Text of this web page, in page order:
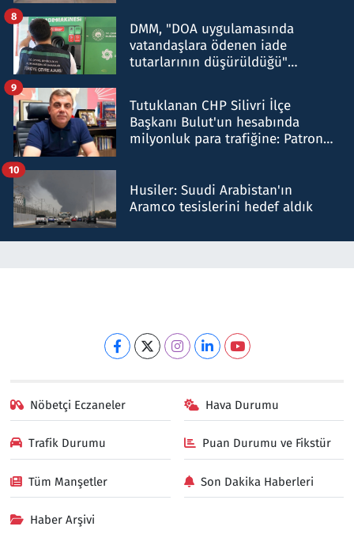
DMM, "DOA uygulamasında
vatandaşlara ödenen iade
tutarlarının düşürüldüğü"
8
Tutuklanan CHP Silivri İlçe
Başkanı Bulut'un hesabında
milyonluk para trafiğine: Patron
9
Husiler: Suudi Arabistan'ın
Aramco tesislerini hedef aldık
10
Nöbetçi Eczaneler Hava Durumu
Trafik Durumu Puan Durumu ve Fikstür
Tüm Manşetler Son Dakika Haberleri
Haber Arşivi